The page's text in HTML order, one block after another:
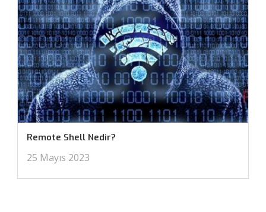
Remote Shell Nedir?
25 Mayıs 2023